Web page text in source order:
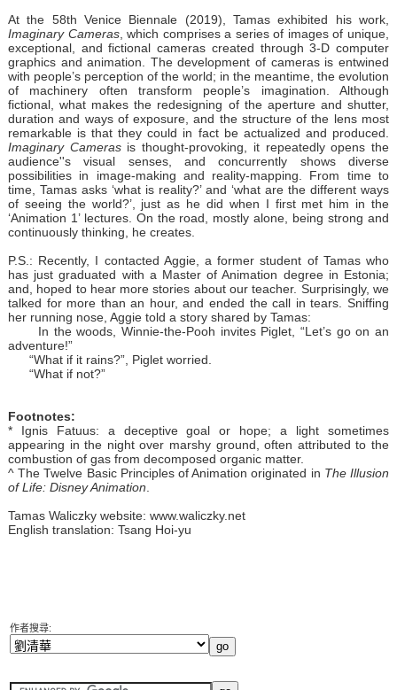
At the 58th Venice Biennale (2019), Tamas exhibited his work,
Imaginary Cameras, which comprises a series of images of unique,
exceptional, and fictional cameras created through 3-D computer
graphics and animation. The development of cameras is entwined
with people’s perception of the world; in the meantime, the evolution
of machinery often transform people’s imagination. Although
fictional, what makes the redesigning of the aperture and shutter,
duration and ways of exposure, and the structure of the lens most
remarkable is that they could in fact be actualized and produced.
Imaginary Camerasis thought-provoking, it repeatedly opens the
audience''s visual senses, and concurrently shows diverse
possibilities in image-making and reality-mapping. From time to
time, Tamas asks ‘what is reality?’ and ‘what are the different ways
of seeing the world?’, just as he did when I first met him in the
‘Animation 1’ lectures. On the road, mostly alone, being strong and
continuously thinking, he creates.
P.S.: Recently, I contacted Aggie, a former student of Tamas who
has just graduated with a Master of Animation degree in Estonia;
and, hoped to hear more stories about our teacher. Surprisingly, we
talked for more than an hour, and ended the call in tears. Sniffing
her running nose, Aggie told a story shared by Tamas:
In the woods, Winnie-the-Pooh invites Piglet, “Let’s go on an
adventure!”
“What if it rains?”, Piglet worried.
“What if not?”
Footnotes:
* Ignis Fatuus: a deceptive goal or hope; a light sometimes
appearing in the night over marshy ground, often attributed to the
combustion of gas from decomposed organic matter.
^ The Twelve Basic Principles of Animation originated in The Illusion
of Life: Disney Animation.
Tamas Waliczky website: www.waliczky.net
English translation: Tsang Hoi-yu
作者搜尋: